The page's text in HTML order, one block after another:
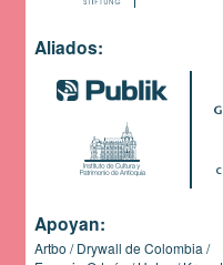
Aliados:
Apoyan:
Artbo
Drywall de Colombia